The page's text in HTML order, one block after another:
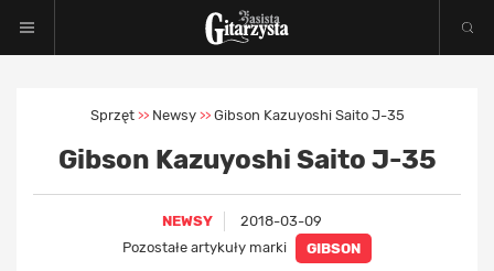
Sprzęt >> Newsy >> Gibson Kazuyoshi Saito J-35
Gibson Kazuyoshi Saito J-35
NEWSY
2018-03-09
Pozostałe artykuły marki
GIBSON